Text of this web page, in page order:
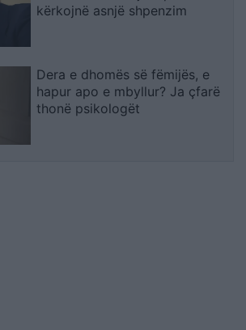
kërkojnë asnjë shpenzim
Dera e dhomës së fëmijës, e
hapur apo e mbyllur? Ja çfarë
thonë psikologët